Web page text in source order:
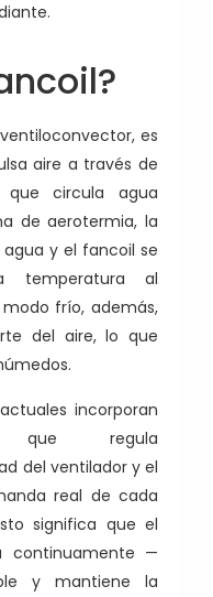
es
aire a través de
circula agua
de aerotermia, la
y el fancoil se
temperatura al
frío, además,
del aire, lo que
incorporan
que regula
del ventilador y el
real de cada
significa que el
continuamente —
y mantiene la